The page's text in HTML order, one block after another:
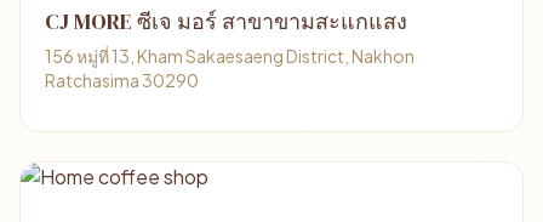
CJ MORE ซีเจ มอร์ สาขาขามสะแกแสง
156 หมู่ที่ 13, Kham Sakaesaeng District, Nakhon
Ratchasima 30290